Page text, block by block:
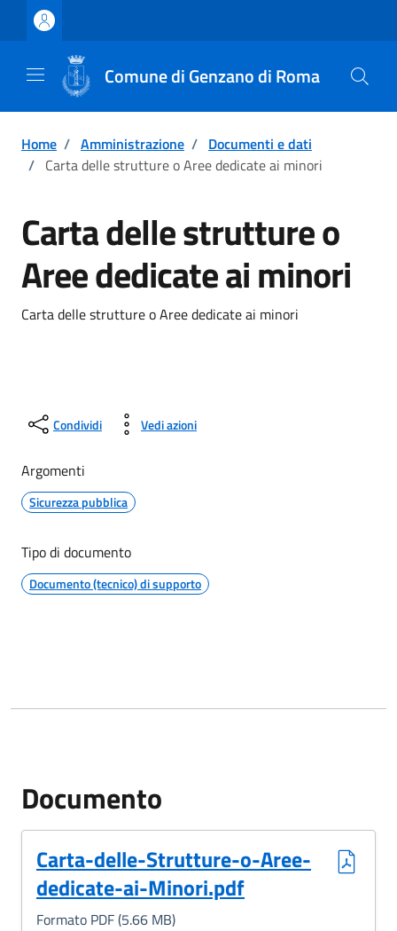
Vai ai contenuti
Vai al footer
Comune di Genzano di Roma
Home / Amministrazione / Documenti e dati
/ Carta delle strutture o Aree dedicate ai minori
Carta delle strutture o
Aree dedicate ai minori
Carta delle strutture o Aree dedicate ai minori
Condividi Vedi azioni
Argomenti
Sicurezza pubblica
Tipo di documento
Documento (tecnico) di supporto
Documento
Carta-delle-Strutture-o-Aree-
dedicate-ai-Minori.pdf
(Formato PDF, 5.66 MB)
Formato PDF (5.66 MB)